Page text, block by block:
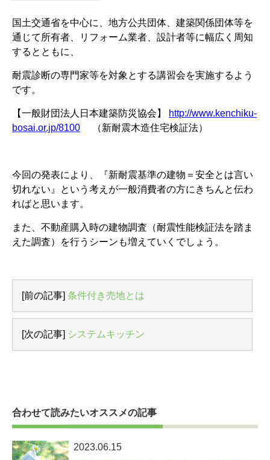
国土交通省を中心に、地方公共団体、建築関係団体等を
通じて所有者、リフォーム業者、設計者等に幅広く周知
するとともに、
耐震診断の専門家等を対象とする講習会を実施するよう
です。
【一般財団法人日本建築防災協会】
http://www.kenchiku-
bosai.or.jp/8100 （新耐震木造住宅検証法）
今回の発表により、『新耐震基準の建物＝安全とは言い
切れない』という考えが一般消費者の方にきちんと伝わ
ればと思います。
また、不動産購入時の建物調査（耐震性能検証法を踏ま
えた調査）を行うシーンも増えていくでしょう。
[前の記事] 条件付き売地とは
[次の記事] システムキッチン
合わせて読みたいオススメの記事
2023.06.15